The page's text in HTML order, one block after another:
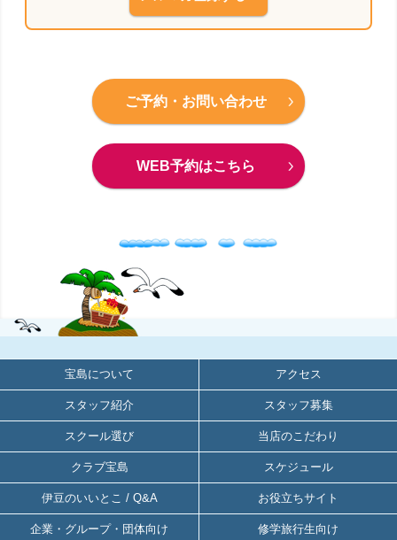
ご予約・お問い合わせ
WEB予約はこちら
宝島について アクセス
スタッフ紹介 スタッフ募集
スクール選び 当店のこだわり
クラブ宝島 スケジュール
伊豆のいいとこ / Q&A お役立ちサイト
企業・グループ・団体向け 修学旅行生向け